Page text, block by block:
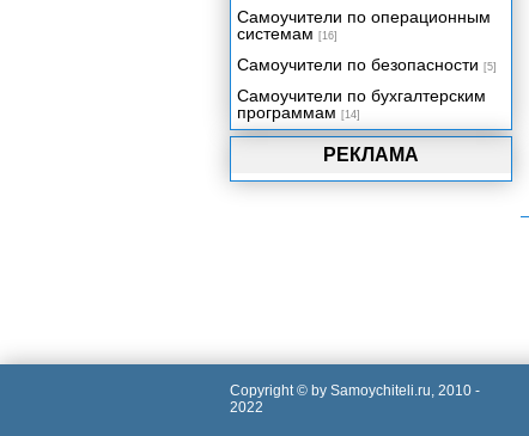
РЕКЛАМА
Самоучители по операционным
системам [16]
Самоучители по безопасности [5]
Самоучители по бухгалтерским
программам [14]
Copyright © by Samoychiteli.ru, 2010 -
2022